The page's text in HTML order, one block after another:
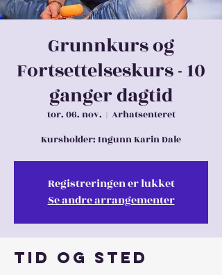
Grunnkurs og
Fortsettelseskurs - 10
ganger dagtid
tor. 06. nov.
  |
Arhatsenteret
Kursholder: Ingunn Karin Dale
Registreringen er lukket
Se andre arrangementer
Tid og sted